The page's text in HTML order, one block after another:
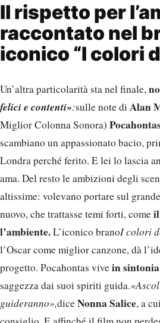
Il rispetto per
raccontato nel
iconico “I colori
Un’altra particolarità sta nel finale,
felici e contenti»:sulle note di Alan
Miglior Colonna Sonora)
scambiano un appassionato bacio,
Londra perché ferito. E lei lo lascia
ama. Del resto le ambizioni degli
altissime: volevano portare sul
nuovo, che trattasse temi forti, come
l’ambiente.L’iconico branoI colori
l’Oscar come miglior canzone, dà
progetto. Pocahontas vivein
saggezza dai suoi spiriti guida.
guideranno»,diceNonna Salice, a